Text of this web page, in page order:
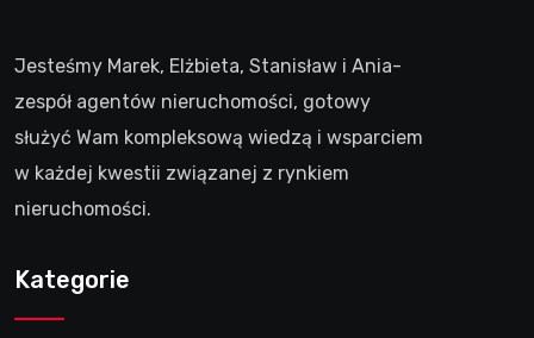
Jesteśmy Marek, Elżbieta, Stanisław i Ania-
zespół agentów nieruchomości, gotowy
służyć Wam kompleksową wiedzą i wsparciem
w każdej kwestii związanej z rynkiem
nieruchomości.
Kategorie